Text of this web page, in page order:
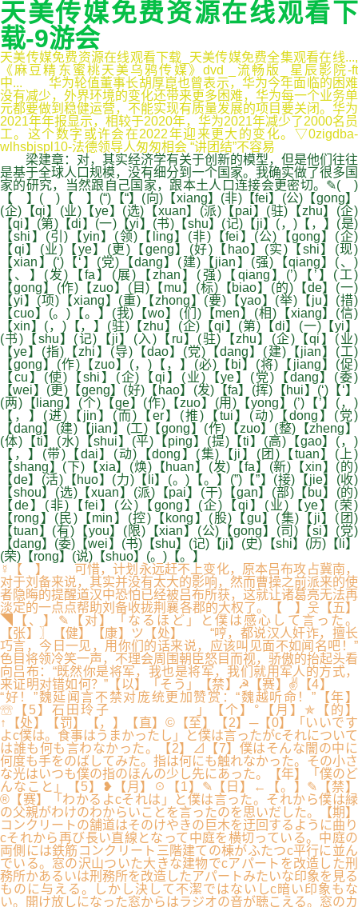
天美传媒免费资源在线观看下
载-9游会
天美传媒免费资源在线观看下载_天美传媒免费全集观看在线...,
《麻豆精东蜜桃天美乌鸦传媒》dvd _流畅版_星辰影院-ft
中... 华为轮值董事长胡厚崑也曾表示，华为今年面临的困难
没有减少，外界环境的变化还带来更多困难，华为每一个业务单
元都要做到稳健运营，不能实现有质量发展的项目要关闭。华为
2021年年报显示，相较于2020年，华为2021年减少了2000名员
工。这个数字或许会在2022年迎来更大的变化。▽0zigdba-
wlhsbjspl10-法德领导人匆匆相会 “讲团结”不容易
梁建章：对，其实经济学有关于创新的模型，但是他们往往
是基于全球人口规模，没有细分到一个国家。我确实做了很多国
家的研究，当然跟自己国家，跟本土人口连接会更密切。✎( )
【 】( )【 】(“)【“】(向)【xiang】(非)【fei】(公)【gong】
(企)【qi】(业)【ye】(选)【xuan】(派)【pai】(驻)【zhu】(企)
【qi】(第)【di】(一)【yi】(书)【shu】(记)【ji】(，)【，】(是)
【shi】(引)【yin】(领)【ling】(非)【fei】(公)【gong】(企)
【qi】(业)【ye】(更)【geng】(好)【hao】(实)【shi】(现)
【xian】(‘)【‘】(党)【dang】(建)【jian】(强)【qiang】(、)
【、】(发)【fa】(展)【zhan】(强)【qiang】(’)【’】(工)
【gong】(作)【zuo】(目)【mu】(标)【biao】(的)【de】(一)
【yi】(项)【xiang】(重)【zhong】(要)【yao】(举)【ju】(措)
【cuo】(。)【。】(我)【wo】(们)【men】(相)【xiang】(信)
【xin】(，)【，】(驻)【zhu】(企)【qi】(第)【di】(一)【yi】
(书)【shu】(记)【ji】(入)【ru】(驻)【zhu】(企)【qi】(业)
【ye】(指)【zhi】(导)【dao】(党)【dang】(建)【jian】(工)
【gong】(作)【zuo】(，)【，】(必)【bi】(将)【jiang】(促)
【cu】(使)【shi】(企)【qi】(业)【ye】(党)【dang】(委)
【wei】(更)【geng】(好)【hao】(发)【fa】(挥)【hui】(‘)【‘】
(两)【liang】(个)【ge】(作)【zuo】(用)【yong】(’)【’】(，)
【，】(进)【jin】(而)【er】(推)【tui】(动)【dong】(党)
【dang】(建)【jian】(工)【gong】(作)【zuo】(整)【zheng】
(体)【ti】(水)【shui】(平)【ping】(提)【ti】(高)【gao】(，)
【，】(带)【dai】(动)【dong】(集)【ji】(团)【tuan】(上)
【shang】(下)【xia】(焕)【huan】(发)【fa】(新)【xin】(的)
【de】(活)【huo】(力)【li】(。)【。】(”)【”】(接)【jie】(收)
【shou】(选)【xuan】(派)【pai】(干)【gan】(部)【bu】(的)
【de】(非)【fei】(公)【gong】(企)【qi】(业)【ye】(荣)
【rong】(民)【min】(控)【kong】(股)【gu】(集)【ji】(团)
【tuan】(有)【you】(限)【xian】(公)【gong】(司)【si】(党)
【dang】(委)【wei】(书)【shu】(记)【ji】(史)【shi】(历)【li】
(荣)【rong】(说)【shuo】(。)【。】
☿【 】 可惜，计划永远赶不上变化，原本吕布攻占冀南，
对于刘备来说，其实并没有太大的影响，然而曹操之前派来的使
者隐晦的提醒道汉中恐怕已经被吕布所获，这就让诸葛亮无法再
淡定的一点点帮助刘备收拢荆襄各郡的大权了。【 】웃【五】
◥【、】✎【对】「なるほど」と僕は感心して言った。
【张】〗【健】【康】ツ【处】 “哼，都说汉人奸诈，擅长
巧言，今日一见，用你们的话来说，应该叫见面不如闻名吧！”
色目将领冷笑一声，不理会周围朝臣怒目而视，骄傲的抬起头看
向吕布：“既然你是将军，我也是将军，我们就用军人的方式，
来证明对错如何？”【以】「そう」【禁】☭【赛】✌【4】
“好！”魏延闻言不禁对庞统更加赞赏：“魏越听命！”【年】
☏【5】石田玲子 」【个】°【月】✯【的】
↑【处】【罚】【，】【直】©【至】【2】─【0】「いいです
よc僕は。食事はうまかったし」と僕は言ったがcそれについて
は誰も何も言わなかった。【2】⊿【7】僕はそんな闇の中に
何度も手をのばしてみた。指は何にも触れなかった。その小さ
な光はいつも僕の指のほんの少し先にあった。【年】「僕のど
んなこと」【5】❥【月】☉【1】✎【日】←【。】✎【禁】
®【赛】「わかるよcそれは」と僕は言った。それから僕は緑
の父親がわけのわからいことを言ったのを思いだした。【期】
コンクリートの舗道はそのけやきの巨木を迂回するように曲り
cそれから再び長い直線となって中庭を横切っている。中庭の
両側には鉄筋コンクリート三階建ての棟がふたつc平行に並ん
でいる。窓の沢山ついた大きな建物でcアパートを改造した刑
務所かあるいは刑務所を改造したアパートみたいな印象を見る
ものに与える。しかし決して不潔ではないしc暗い印象もな
い。開け放しになった窓からはラジオの音が聴こえる。窓のカ